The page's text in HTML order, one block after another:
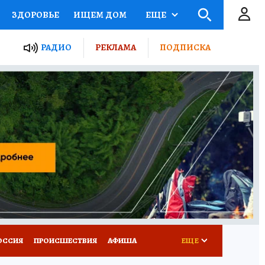
ЗДОРОВЬЕ ИЩЕМ ДОМ
ПРОЕКТЫ РОССИИ
ПУТЕВОДИТЕЛЬ
ТУРИЗМ
ПОТРЕБИТЕЛЯ ВСЕ О КП
ЕЩЕ
РАДИО РЕКЛАМА ПОДПИСКА
ПРОИСШЕСТВИЯ АФИША ЕЩЕ